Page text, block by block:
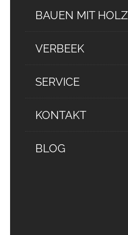
BAUEN MIT HOLZ
VERBEEK
SERVICE
KONTAKT
BLOG